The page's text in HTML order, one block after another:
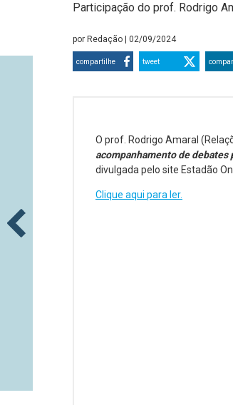
Participação do prof. Rodrigo
por Redação | 02/09/2024
compartilhe tweet
O prof. Rodrigo Amaral
acompanhamento de
divulgada pelo site Estadão
Clique aqui para ler.